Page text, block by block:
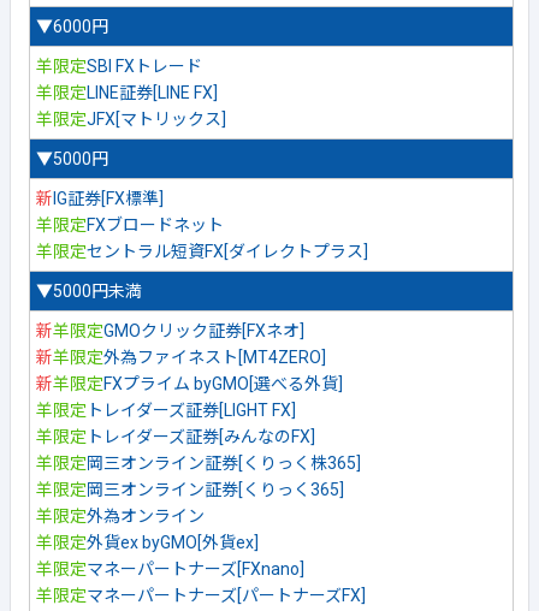
▼6000円
羊限定SBI FXトレード
羊限定LINE証券[LINE FX]
羊限定JFX[マトリックス]
▼5000円
新 IG証券[FX標準]
羊限定FXブロードネット
羊限定セントラル短資FX[ダイレクトプラス]
▼5000円未満
新羊限定GMOクリック証券[FXネオ]
新羊限定外為ファイネスト[MT4ZERO]
新羊限定FXプライム byGMO[選べる外貨]
羊限定 トレイダーズ証券[LIGHT FX]
羊限定 トレイダーズ証券[みんなのFX]
羊限定岡三オンライン証券[くりっく株365]
羊限定岡三オンライン証券[くりっく365]
羊限定外為オンライン
羊限定外貨ex byGMO[外貨ex]
羊限定マネーパートナーズ[FXnano]
羊限定マネーパートナーズ[パートナーズFX]